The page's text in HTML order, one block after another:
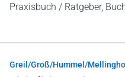
Praxisbuch / Ratgeber,
Greil/Groß/Hummel/